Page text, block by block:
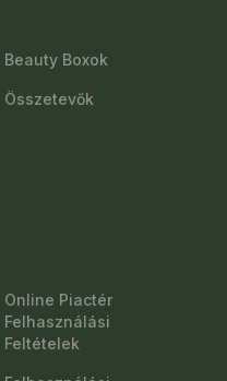
Beauty Boxok
Összetevők
Online Piactér
Felhasználási
Feltételek